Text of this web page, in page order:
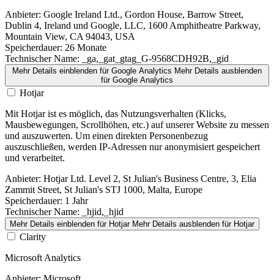
Anbieter: Google Ireland Ltd., Gordon House, Barrow Street,
Dublin 4, Ireland und Google, LLC, 1600 Amphitheatre Parkway,
Mountain View, CA 94043, USA
Speicherdauer: 26 Monate
Technischer Name: _ga,_gat_gtag_G-9568CDH92B,_gid
Mehr Details einblenden für Google Analytics Mehr Details ausblenden
für Google Analytics
Hotjar
Mit Hotjar ist es möglich, das Nutzungsverhalten (Klicks,
Mausbewegungen, Scrollhöhen, etc.) auf unserer Website zu messen
und auszuwerten. Um einen direkten Personenbezug
auszuschließen, werden IP-Adressen nur anonymisiert gespeichert
und verarbeitet.
Anbieter: Hotjar Ltd. Level 2, St Julian's Business Centre, 3, Elia
Zammit Street, St Julian's STJ 1000, Malta, Europe
Speicherdauer: 1 Jahr
Technischer Name: _hjid,_hjid
Mehr Details einblenden für Hotjar Mehr Details ausblenden für Hotjar
Clarity
Microsoft Analytics